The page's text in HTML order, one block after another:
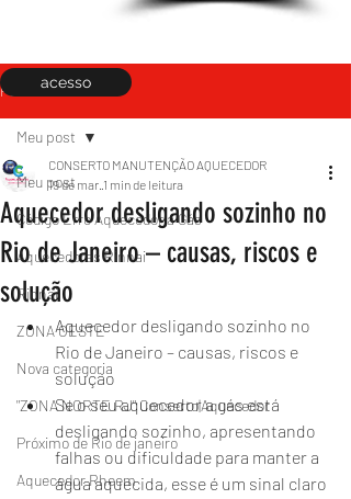
Post
Meu post
Código Erro Aquecedor a Gás
Aquecedores Rinnai
Rinnai
ZONA OESTE
Nova categoria
"ZONA NORTE RJ" Conserto|Aquecedor
Próximo de Rio de janeiro
Aquecedor Rheem
Meu post
Aquecedor desligando sozinho no
Rio de Janeiro – causas, riscos e
solução
CONSERTO MANUTENÇÃO AQUECEDOR
19 de mar. 1 min de leitura
Aquecedor desligando sozinho no
Rio de Janeiro – causas, riscos e
solução
Se o seu aquecedor a gás está
desligando sozinho, apresentando
falhas ou dificuldade para manter a
água aquecida, esse é um sinal claro
acesso